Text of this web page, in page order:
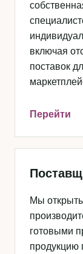
включая
поставок
Перейти
Мы
готовыми
продукцию